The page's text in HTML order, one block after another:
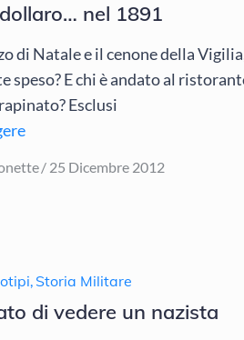
nel 1891
di Natale e il cenone della
speso? E chi è andato al
Esclusi
Posted
25 Dicembre 2012
, Storia Militare
di vedere un nazista